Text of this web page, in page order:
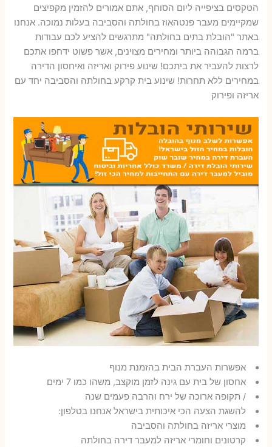
הטקסים בציפייה ליום הסוחף, אתם אמורים להזמין מקפיצים
שמקיימים מעבר פנטהאוז בחולתה והסביבה בעלות נמוכה. אנחנו
באתר "הובלת בתים בחולתה" מתרגשים להציע לכם עבודות
ברמה הגבוהה ביותר ומחירים מצוינים, אשר פשוט ידחפו אתכם
לרצות להעביר את ביתכם! שינוע פירוק ואריזה ואיחסון הדירה
במחירים ללא תחרות! שינוע בית קרקע בחולתה והסביבה יחד עם
אריזה ופירוק
אפשרות העברת הבית בהזמנת מנוף
אחסון של בית עם גינה לזמן מוקצב, משהו כמו 7 ימים
/ תקופה ארוכה של ירח והרבה פעמים שנה
להשגת הצעה הכי איכותית בישראל אנחנו בטלפון:
מוצרי אריזה בחולתה והסביבה
קרטונים וחומרי אריזה למעבר דירה בחולתה